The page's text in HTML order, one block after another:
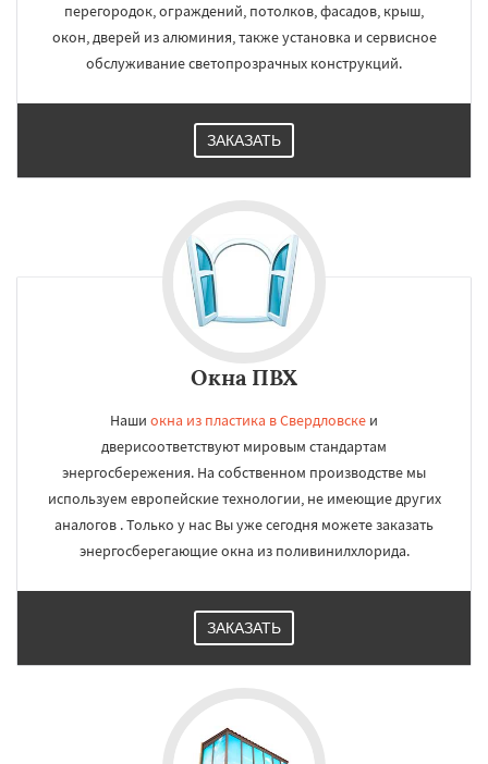
перегородок, ограждений, потолков, фасадов, крыш,
окон, дверей из алюминия, также установка и сервисное
обслуживание светопрозрачных конструкций.
ЗАКАЗАТЬ
Окна ПВХ
Наши окна из пластика в Свердловске и
дверисоответствуют мировым стандартам
энергосбережения. На собственном производстве мы
используем европейские технологии, не имеющие других
аналогов . Только у нас Вы уже сегодня можете заказать
энергосберегающие окна из поливинилхлорида.
ЗАКАЗАТЬ